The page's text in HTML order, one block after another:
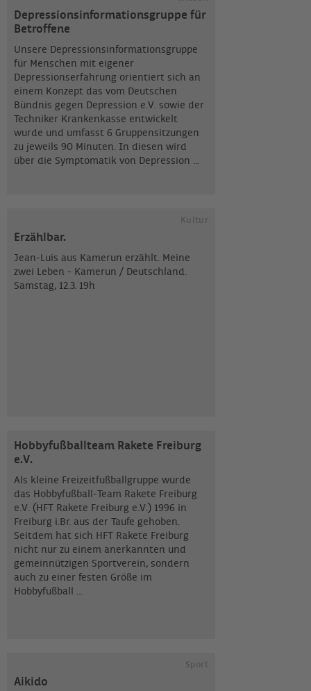
Depressionsinformationsgruppe für
Betroffene
Unsere Depressionsinformationsgruppe
für Menschen mit eigener
Depressionserfahrung orientiert sich an
einem Konzept das vom Deutschen
Bündnis gegen Depression e.V. sowie der
Techniker Krankenkasse entwickelt
wurde und umfasst 6 Gruppensitzungen
zu jeweils 90 Minuten. In diesen wird
über die Symptomatik von Depression ...
Erzählbar.
Jean-Luis aus Kamerun erzählt. Meine
zwei Leben - Kamerun / Deutschland.
Samstag, 12.3. 19h
Hobbyfußballteam Rakete Freiburg
e.V.
Als kleine Freizeitfußballgruppe wurde
das Hobbyfußball-Team Rakete Freiburg
e.V. (HFT Rakete Freiburg e.V.) 1996 in
Freiburg i.Br. aus der Taufe gehoben.
Seitdem hat sich HFT Rakete Freiburg
nicht nur zu einem anerkannten und
gemeinnützigen Sportverein, sondern
auch zu einer festen Größe im
Hobbyfußball ...
Aikido